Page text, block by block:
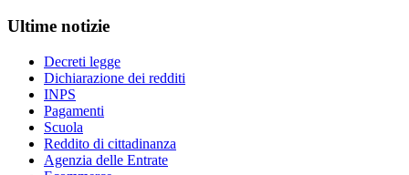
Ultime notizie
Decreti legge
Dichiarazione dei redditi
INPS
Pagamenti
Scuola
Reddito di cittadinanza
Agenzia delle Entrate